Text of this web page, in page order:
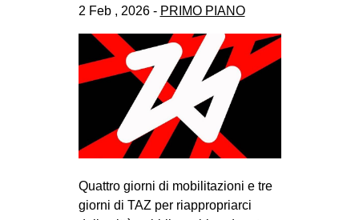
2 Feb , 2026 - PRIMO PIANO
Quattro giorni di mobilitazioni e tre
giorni di TAZ per riappropriarci